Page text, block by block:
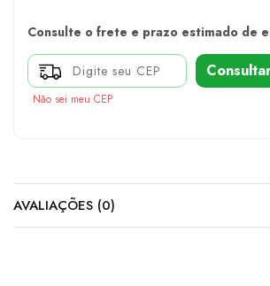
Consulte o frete e prazo estimado de
Não sei meu CEP
AVALIAÇÕES (0)